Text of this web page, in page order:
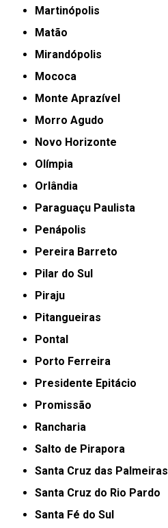
Martinópolis
Matão
Mirandópolis
Mococa
Monte Aprazível
Morro Agudo
Novo Horizonte
Olímpia
Orlândia
Paraguaçu Paulista
Penápolis
Pereira Barreto
Pilar do Sul
Piraju
Pitangueiras
Pontal
Porto Ferreira
Presidente Epitácio
Promissão
Rancharia
Salto de Pirapora
Santa Cruz das Palmeiras
Santa Cruz do Rio Pardo
Santa Fé do Sul